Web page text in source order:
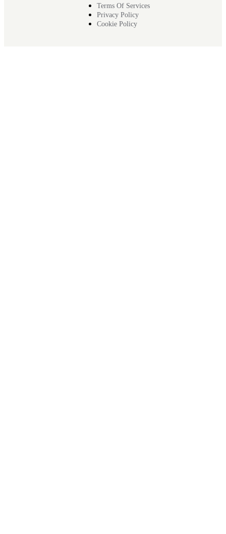
Terms Of Services
Privacy Policy
Cookie Policy